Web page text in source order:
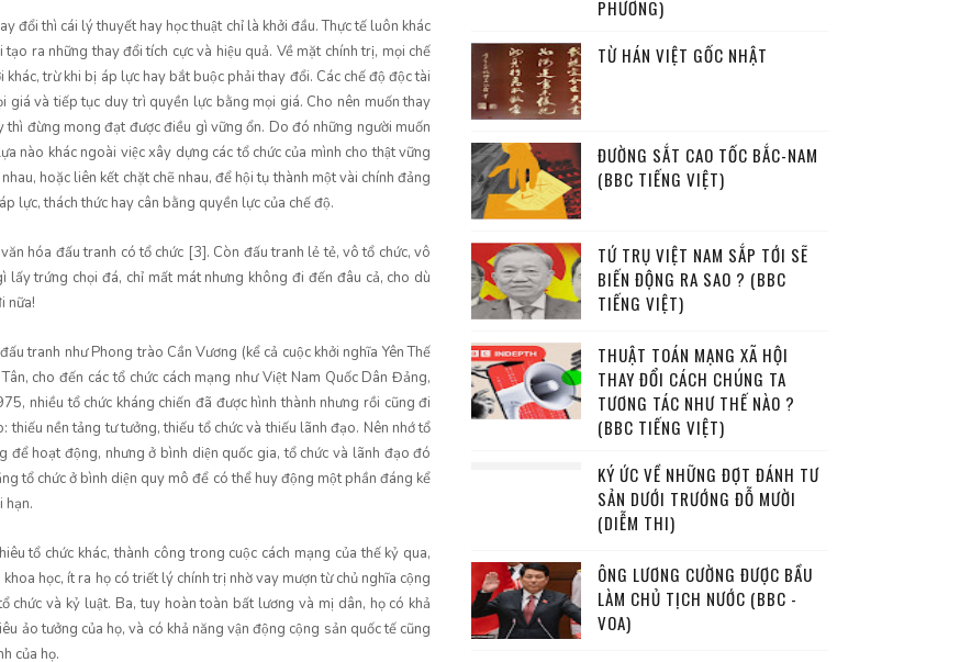
đổi thì cái lý thuyết hay học thuật chỉ là khởi đầu. Thực tế luôn khác
ra những thay đổi tích cực và hiệu quả. Về mặt chính trị, mọi chế
trừ khi bị áp lực hay bắt buộc phải thay đổi. Các chế độ độc tài
và tiếp tục duy trì quyền lực bằng mọi giá. Cho nên muốn thay
đừng mong đạt được điều gì vững ổn. Do đó những người muốn
nào khác ngoài việc xây dựng các tổ chức của mình cho thật vững
hoặc liên kết chặt chẽ nhau, để hội tụ thành một vài chính đảng
lực, thách thức hay cân bằng quyền lực của chế độ.
hóa đấu tranh có tổ chức [3]. Còn đấu tranh lẻ tẻ, vô tổ chức, vô
lấy trứng chọi đá, chỉ mất mát nhưng không đi đến đâu cả, cho dù
nữa!
tranh như Phong trào Cần Vương (kể cả cuộc khởi nghĩa Yên Thế
cho đến các tổ chức cách mạng như Việt Nam Quốc Dân Đảng,
nhiều tổ chức kháng chiến đã được hình thành nhưng rồi cũng đi
nền tảng tư tưởng, thiếu tổ chức và thiếu lãnh đạo. Nên nhớ tổ
để hoạt động, nhưng ở bình diện quốc gia, tổ chức và lãnh đạo đó
tổ chức ở bình diện quy mô để có thể huy động một phần đáng kể
hạn.
tổ chức khác, thành công trong cuộc cách mạng của thế kỷ qua,
học, ít ra họ có triết lý chính trị nhờ vay mượn từ chủ nghĩa cộng
và kỷ luật. Ba, tuy hoàn toàn bất lương và mị dân, họ có khả
ảo tưởng của họ, và có khả năng vận động cộng sản quốc tế cũng
của họ.
PHƯƠNG)
TỪ HÁN VIỆT GỐC NHẬT
ĐƯỜNG SẮT CAO TỐC BẮC-NAM
(BBC TIẾNG VIỆT)
TỨ TRỤ VIỆT NAM SẮP TỚI SẼ
BIẾN ĐỘNG RA SAO ? (BBC
TIẾNG VIỆT)
THUẬT TOÁN MẠNG XÃ HỘI
THAY ĐỔI CÁCH CHÚNG TA
TƯƠNG TÁC NHƯ THẾ NÀO ?
(BBC TIẾNG VIỆT)
KÝ ỨC VỀ NHỮNG ĐỢT ĐÁNH TƯ
SẢN DƯỚI TRƯỚNG ĐỖ MƯỜI
(DIỄM THI)
ÔNG LƯƠNG CƯỜNG ĐƯỢC BẦU
LÀM CHỦ TỊCH NƯỚC (BBC -
VOA)